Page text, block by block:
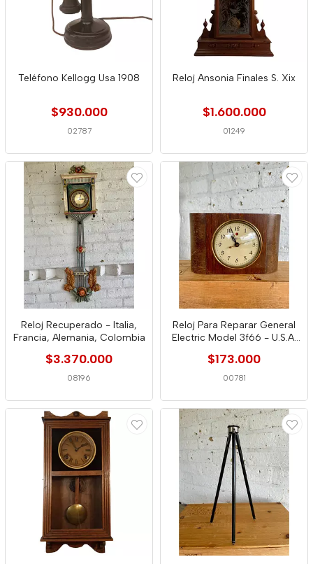
Teléfono Kellogg Usa 1908
$930.000
02787
Reloj Ansonia Finales S. Xix
$1.600.000
01249
Reloj Recuperado - Italia,
Francia, Alemania, Colombia
$3.370.000
08196
Reloj Para Reparar General
Electric Model 3f66 - U.S.A.
$173.000
00781